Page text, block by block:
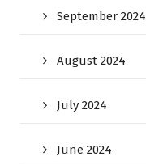
September 2024
August 2024
July 2024
June 2024